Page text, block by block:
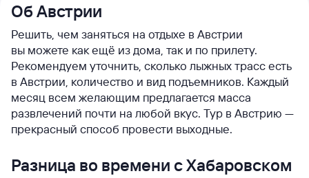
Об Австрии
Решить, чем заняться на отдыхе в Австрии
вы можете как ещё из дома, так и по прилету.
Рекомендуем уточнить, сколько лыжных трасс есть
в Австрии, количество и вид подъемников. Каждый
месяц всем желающим предлагается масса
развлечений почти на любой вкус. Тур в Австрию —
прекрасный способ провести выходные.
Разница во времени с Хабаровском